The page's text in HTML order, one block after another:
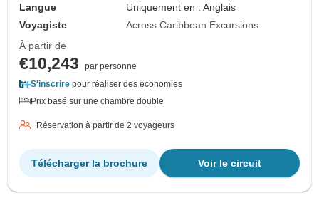
Langue
Uniquement en : Anglais
Voyagiste
Across Caribbean Excursions
À partir de
€10,243
par personne
S'inscrire pour réaliser des économies
Prix basé sur une chambre double
Réservation à partir de 2 voyageurs
Voir le circuit
Télécharger la brochure